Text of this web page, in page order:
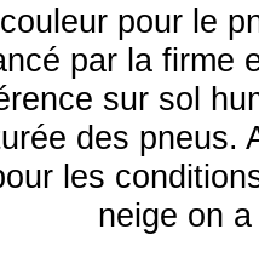
pour le
par la firme
sur sol
des pneus.
les
neige on